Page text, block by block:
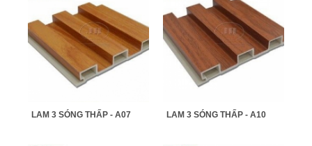
LAM 3 SÓNG THẤP - A07 LAM 3 SÓNG THẤP - A10